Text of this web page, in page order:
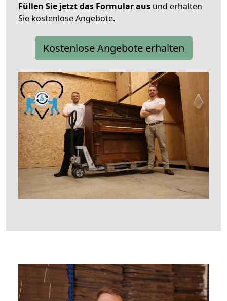
Füllen Sie jetzt das Formular aus und erhalten
Sie kostenlose Angebote.
Kostenlose Angebote erhalten